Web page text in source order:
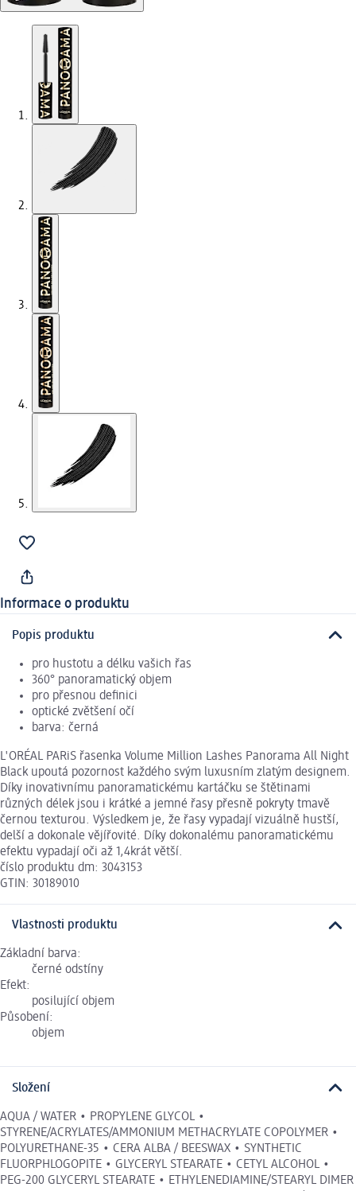
Informace o produktu
Popis produktu
pro hustotu a délku vašich řas
360° panoramatický objem
pro přesnou definici
optické zvětšení očí
barva: černá
L'ORÉAL PARiS řasenka Volume Million Lashes Panorama All Night
Black upoutá pozornost každého svým luxusním zlatým designem.
Díky inovativnímu panoramatickému kartáčku se štětinami
různých délek jsou i krátké a jemné řasy přesně pokryty tmavě
černou texturou. Výsledkem je, že řasy vypadají vizuálně hustší,
delší a dokonale vějířovité. Díky dokonalému panoramatickému
efektu vypadají oči až 1,4krát větší.
číslo produktu dm: 3043153
GTIN: 30189010
Vlastnosti produktu
Základní barva:
černé odstíny
Efekt:
posilující objem
Působení:
objem
Složení
AQUA / WATER • PROPYLENE GLYCOL •
STYRENE/ACRYLATES/AMMONIUM METHACRYLATE COPOLYMER •
POLYURETHANE-35 • CERA ALBA / BEESWAX • SYNTHETIC
FLUORPHLOGOPITE • GLYCERYL STEARATE • CETYL ALCOHOL •
PEG-200 GLYCERYL STEARATE • ETHYLENEDIAMINE/STEARYL DIMER